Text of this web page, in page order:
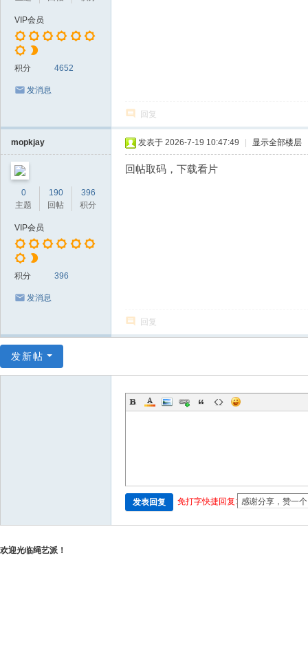
VIP会员
积分 4652
发消息
回复
mopkjay
0
主题
190
回帖
396
积分
VIP会员
积分 396
发消息
发表于 2026-7-19 10:47:49 显示全部楼层
回帖取码，下载看片
回复
发新帖
发表回复 免打字快捷回复:
欢迎光临绳艺派！